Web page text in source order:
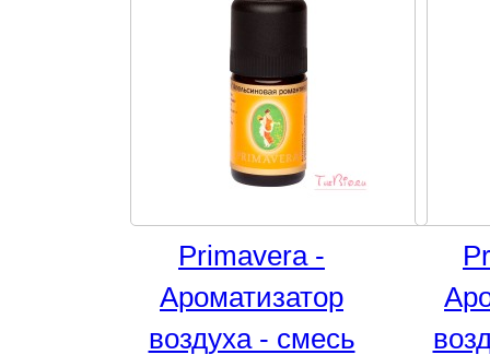
Primavera -
Ароматизатор
воздуха - смесь